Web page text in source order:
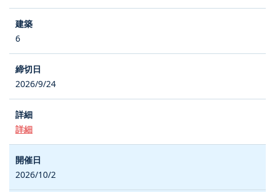
6
2026/9/24
詳細
2026/10/2